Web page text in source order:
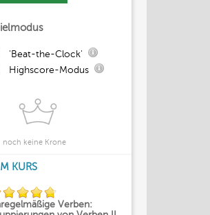
'Beat-the-Clock'
Highscore-Modus
noch keine Krone
KURS
Verben: